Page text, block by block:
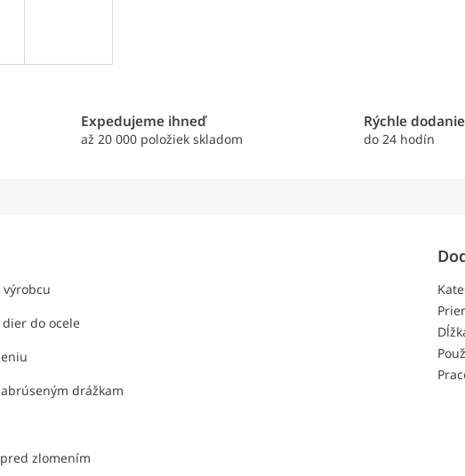
Expedujeme ihneď
až 20 000 položiek skladom
Rýchle dodanie
do 24 hodín
do ocele
drážkam
zlomením